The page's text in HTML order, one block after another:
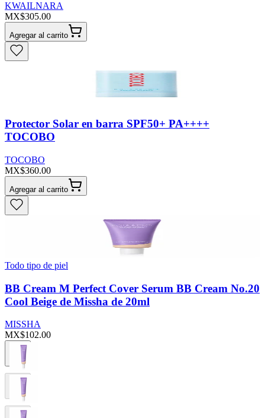
KWAILNARA
MX$305.00
Agregar al carrito
Protector Solar en barra SPF50+ PA++++
TOCOBO
TOCOBO
MX$360.00
Agregar al carrito
Todo tipo de piel
BB Cream M Perfect Cover Serum BB Cream No.20
Cool Beige de Missha de 20ml
MISSHA
MX$102.00